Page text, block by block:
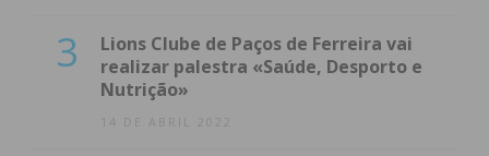
3
Lions Clube de Paços de Ferreira vai
realizar palestra «Saúde, Desporto e
Nutrição»
14 DE ABRIL 2022